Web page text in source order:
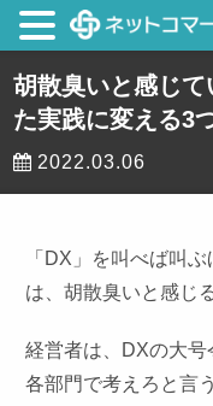
胡散臭いと感じ
た実践に変える3
2022.03.06
「DX」を叫べば叫
は、胡散臭いと感じ
経営者は、DXの大号
各部門で考えろと言